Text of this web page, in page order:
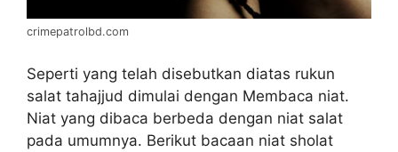
crimepatrolbd.com
Seperti yang telah disebutkan diatas rukun
salat tahajjud dimulai dengan Membaca niat.
Niat yang dibaca berbeda dengan niat salat
pada umumnya. Berikut bacaan niat sholat